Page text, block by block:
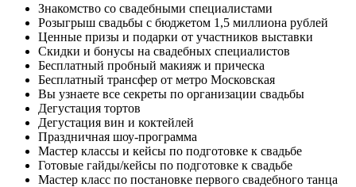
Знакомство со свадебными специалистами
Розыгрыш свадьбы с бюджетом 1,5 миллиона рублей
Ценные призы и подарки от участников выставки
Скидки и бонусы на свадебных специалистов
Бесплатный пробный макияж и прическа
Бесплатный трансфер от метро Московская
Вы узнаете все секреты по организации свадьбы
Дегустация тортов
Дегустация вин и коктейлей
Праздничная шоу-программа
Мастер классы и кейсы по подготовке к свадьбе
Готовые гайды/кейсы по подготовке к свадьбе
Мастер класс по постановке первого свадебного танца